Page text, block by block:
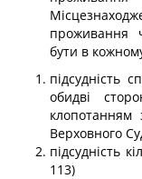
проживання
бути в
підсудність
обидві
клопотанням
Верховного
підсудність
113)